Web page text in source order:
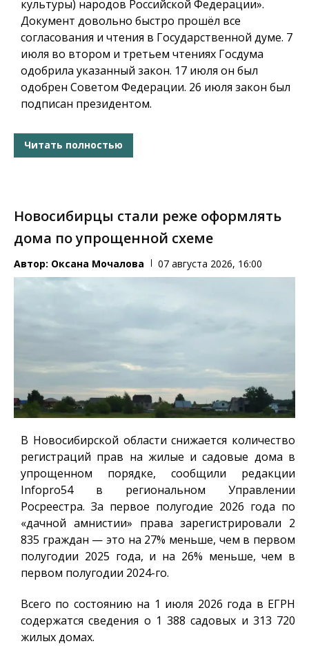
культуры) народов Российской Федерации».
Документ довольно быстро прошёл все
согласования и чтения в Государственной думе. 7
июля во втором и третьем чтениях Госдума
одобрила указанный закон. 17 июля он был
одобрен Советом Федерации. 26 июля закон был
подписан президентом.
Читать полностью
Новосибирцы стали реже оформлять
дома по упрощенной схеме
Автор: Оксана Мочалова 07 августа 2026, 16:00
В Новосибирской области снижается количество
регистраций прав на жилые и садовые дома в
упрощенном порядке, сообщили редакции
Infopro54в региональном Управлении
Росреестра. За первое полугодие 2026 года по
«дачной амнистии» права зарегистрировали 2
835 граждан — это на 27% меньше, чем в первом
полугодии 2025 года, и на 26% меньше, чем в
первом полугодии 2024-го.
Всего по состоянию на 1 июля 2026 года в ЕГРН
содержатся сведения о 1 388 садовых и 313 720
жилых домах.